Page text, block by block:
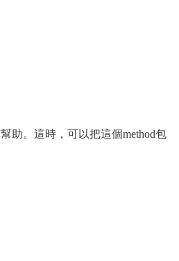
助。這時，可以把這個method包